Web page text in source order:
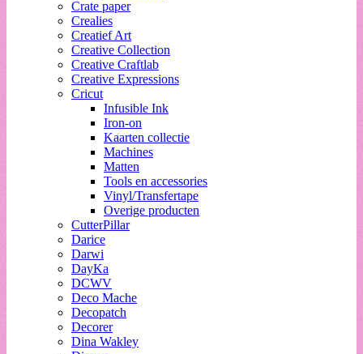
Crate paper
Crealies
Creatief Art
Creative Collection
Creative Craftlab
Creative Expressions
Cricut
Infusible Ink
Iron-on
Kaarten collectie
Machines
Matten
Tools en accessories
Vinyl/Transfertape
Overige producten
CutterPillar
Darice
Darwi
DayKa
DCWV
Deco Mache
Decopatch
Decorer
Dina Wakley